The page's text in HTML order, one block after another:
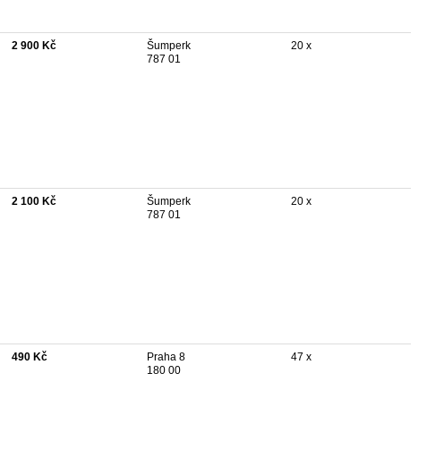
2 900 Kč
Šumperk
787 01
20 x
2 100 Kč
Šumperk
787 01
20 x
490 Kč
Praha 8
180 00
47 x